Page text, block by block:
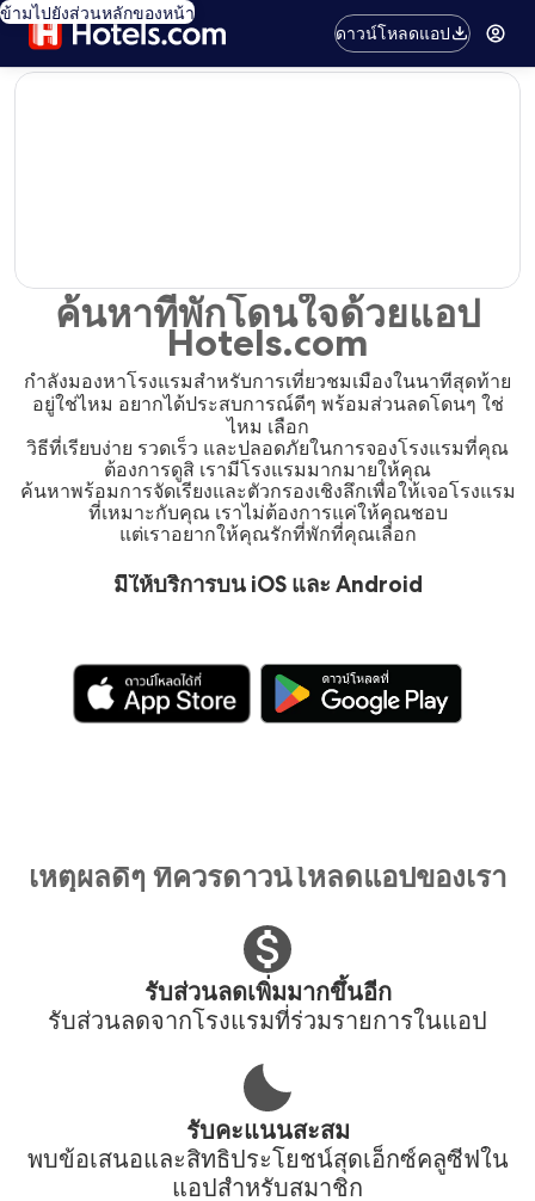
ข้ามไปยังส่วนหลักของหน้า
ดาวน์โหลดแอป
editorial
ค้นหาที่พักโดนใจด้วยแอป
Hotels.com
กำลังมองหาโรงแรมสำหรับการเที่ยวชมเมืองในนาทีสุดท้าย
อยู่ใช่ไหม อยากได้ประสบการณ์ดีๆ พร้อมส่วนลดโดนๆ ใช่
ไหม เลือก
วิธีที่เรียบง่าย รวดเร็ว และปลอดภัยในการจองโรงแรมที่คุณ
ต้องการดูสิ เรามีโรงแรมมากมายให้คุณ
ค้นหาพร้อมการจัดเรียงและตัวกรองเชิงลึกเพื่อให้เจอโรงแรม
ที่เหมาะกับคุณ เราไม่ต้องการแค่ให้คุณชอบ
แต่เราอยากให้คุณรักที่พักที่คุณเลือก
มีให้บริการบน iOS และ Android
เหตุผลดีๆ ที่ควรดาวน์โหลดแอปของเรา
รับส่วนลดเพิ่มมากขึ้นอีก
รับส่วนลดจากโรงแรมที่ร่วมรายการในแอป
รับคะแนนสะสม
พบข้อเสนอและสิทธิประโยชน์สุดเอ็กซ์คลูซีฟใน
แอปสำหรับสมาชิก